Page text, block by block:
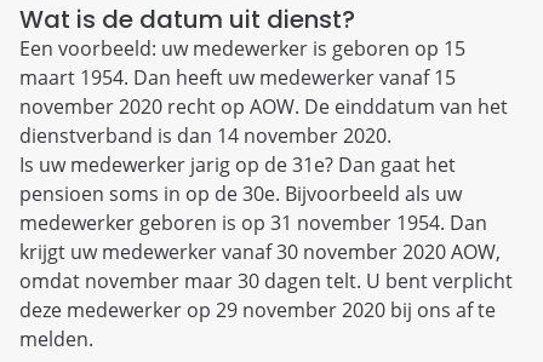
Wat is de datum uit dienst?
Een voorbeeld: uw medewerker is geboren op 15
maart 1954. Dan heeft uw medewerker vanaf 15
november 2020 recht op AOW. De einddatum van het
dienstverband is dan 14 november 2020.
Is uw medewerker jarig op de 31e? Dan gaat het
pensioen soms in op de 30e. Bijvoorbeeld als uw
medewerker geboren is op 31 november 1954. Dan
krijgt uw medewerker vanaf 30 november 2020 AOW,
omdat november maar 30 dagen telt. U bent verplicht
deze medewerker op 29 november 2020 bij ons af te
melden.